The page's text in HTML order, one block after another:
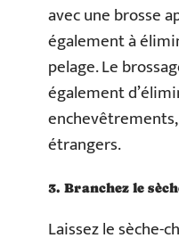
avec une brosse
également à
pelage. Le
également
étrangers.
3. Branchez le
Laissez le sèche-